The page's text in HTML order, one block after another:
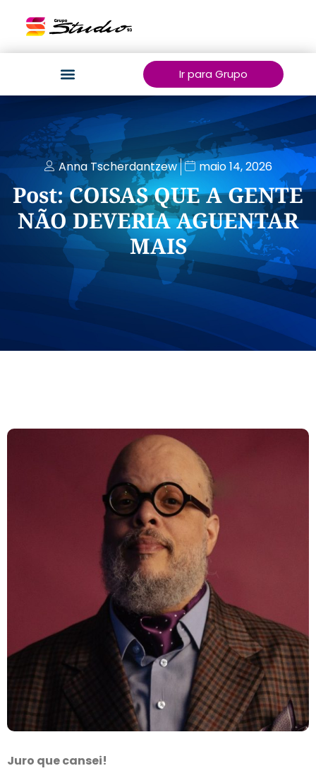
Ir para Grupo
Anna Tscherdantzew maio 14, 2026
Post: COISAS QUE A GENTE
NÃO DEVERIA AGUENTAR
MAIS
Juro que cansei!